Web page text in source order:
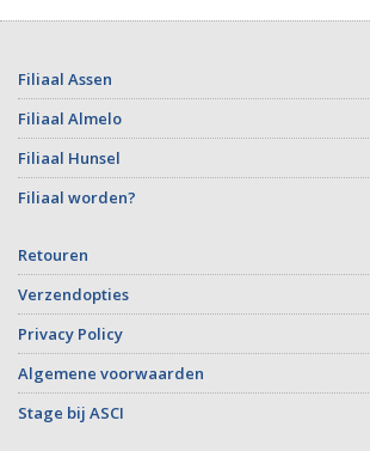
Filiaal Assen
Filiaal Almelo
Filiaal Hunsel
Filiaal worden?
Retouren
Verzendopties
Privacy Policy
Algemene voorwaarden
Stage bij ASCI